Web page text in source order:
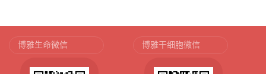
博雅生命微信 博雅干细胞微信